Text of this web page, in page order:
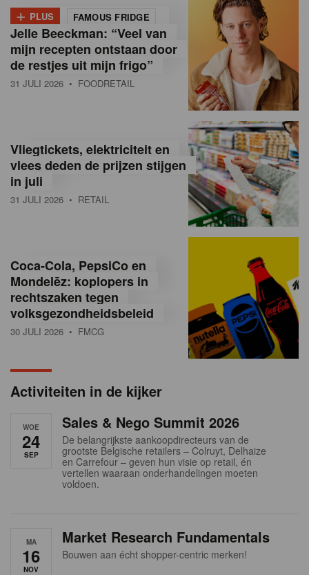
n
B
e
g
ë
e
a
n
+ PLUS FAMOUS FRIDGE
Jelle Beeckman: “Veel van
mijn recepten ontstaan door
de restjes uit mijn frigo”
31 JULI 2026 • FOODRETAIL
Vliegtickets, elektriciteit en
vlees deden de prijzen stijgen
in juli
31 JULI 2026 • RETAIL
Coca-Cola, PepsiCo en
Mondelēz: koplopers in
rechtszaken tegen
volksgezondheidsbeleid
30 JULI 2026 • FMCG
Activiteiten in de kijker
WOE
24
SEP
Sales & Nego Summit 2026
De belangrijkste aankoopdirecteurs van de
grootste Belgische retailers – Colruyt, Delhaize
en Carrefour – geven hun visie op retail, én
vertellen waaraan onderhandelingen moeten
voldoen.
MA
16
NOV
Market Research Fundamentals
Bouwen aan écht shopper-centric merken!